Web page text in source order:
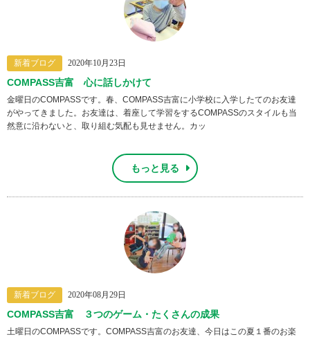
新着ブログ 2020年10月23日
COMPASS吉富 心に話しかけて
金曜日のCOMPASSです。春、COMPASS吉富に小学校に入学したてのお友達
がやってきました。お友達は、着座して学習をするCOMPASSのスタイルも当
然意に沿わないと、取り組む気配も見せません。カッ
もっと見る
新着ブログ 2020年08月29日
COMPASS吉富 ３つのゲーム・たくさんの成果
土曜日のCOMPASSです。COMPASS吉富のお友達、今日はこの夏１番のお楽